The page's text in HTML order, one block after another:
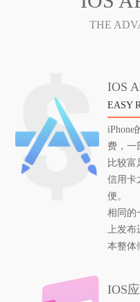
THE
IOS
EASY
iPhone
费，一
比较富
信用卡
便。
相同的
上发布
本整体
IOS